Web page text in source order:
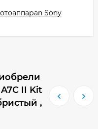
Sony
II Kit
,